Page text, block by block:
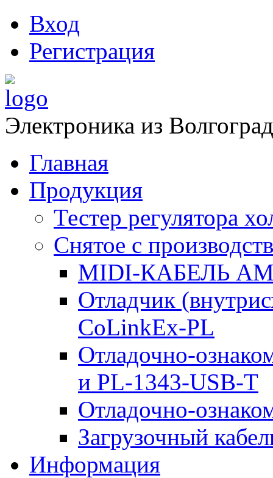
Вход
Регистрация
Электроника из
Главная
Продукция
Тестер регулятора
Снятое с
MIDI-КАБЕЛЬ
Отладчик
CoLinkEx-PL
Отладочно-
и PL-1343-USB-T
Отладочно-
Загрузочный
Информация